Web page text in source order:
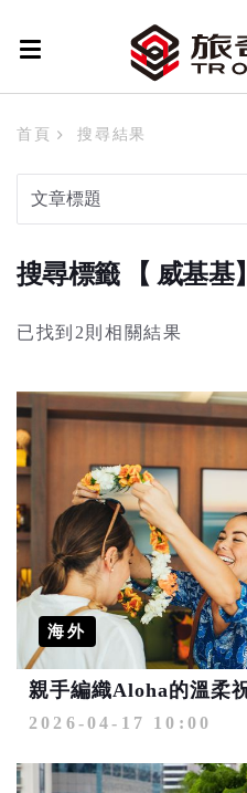
首頁 搜尋結果
搜尋標籤 【 威基基】
已找到2則相關結果
海外
2026-04-17 10:00